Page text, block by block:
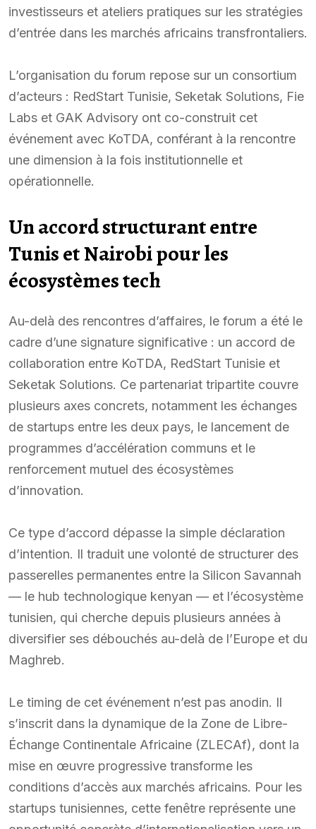
investisseurs et ateliers pratiques sur les stratégies
d’entrée dans les marchés africains transfrontaliers.
L’organisation du forum repose sur un consortium
d’acteurs : RedStart Tunisie, Seketak Solutions, Fie
Labs et GAK Advisory ont co-construit cet
événement avec KoTDA, conférant à la rencontre
une dimension à la fois institutionnelle et
opérationnelle.
Un accord structurant entre
Tunis et Nairobi pour les
écosystèmes tech
Au-delà des rencontres d’affaires, le forum a été le
cadre d’une signature significative : un accord de
collaboration entre KoTDA, RedStart Tunisie et
Seketak Solutions. Ce partenariat tripartite couvre
plusieurs axes concrets, notamment les échanges
de startups entre les deux pays, le lancement de
programmes d’accélération communs et le
renforcement mutuel des écosystèmes
d’innovation.
Ce type d’accord dépasse la simple déclaration
d’intention. Il traduit une volonté de structurer des
passerelles permanentes entre la Silicon Savannah
— le hub technologique kenyan — et l’écosystème
tunisien, qui cherche depuis plusieurs années à
diversifier ses débouchés au-delà de l’Europe et du
Maghreb.
Le timing de cet événement n’est pas anodin. Il
s’inscrit dans la dynamique de la Zone de Libre-
Échange Continentale Africaine (ZLECAf), dont la
mise en œuvre progressive transforme les
conditions d’accès aux marchés africains. Pour les
startups tunisiennes, cette fenêtre représente une